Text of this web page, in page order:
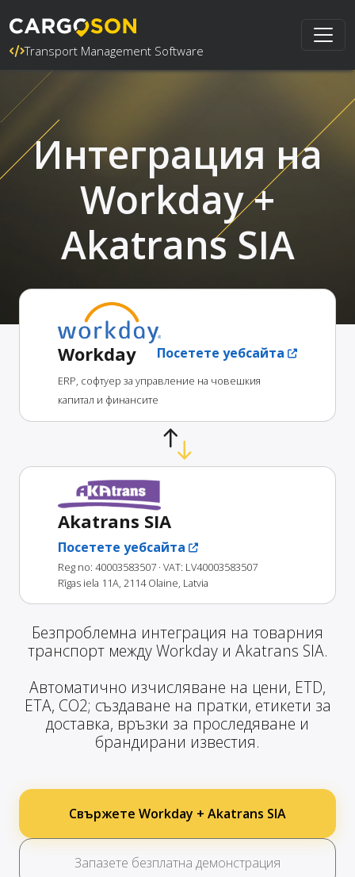
Transport Management Software
Интеграция на
Workday +
Akatrans SIA
Workday Посетете уебсайта
ERP, софтуер за управление на човешкия
капитал и финансите
Akatrans SIA
Посетете уебсайта
Reg no: 40003583507 · VAT: LV40003583507
Rīgas iela 11A, 2114 Olaine, Latvia
Безпроблемна интеграция на товарния
транспорт между Workday и Akatrans SIA.
Автоматично изчисляване на цени, ETD,
ETA, CO2; създаване на пратки, етикети за
доставка, връзки за проследяване и
брандирани известия.
Свържете Workday + Akatrans SIA
Запазете безплатна демонстрация